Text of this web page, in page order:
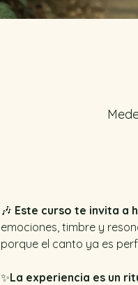
🎶 Este curso te invita a
emociones, timbre y
porque el canto ya es
✨La experiencia es un